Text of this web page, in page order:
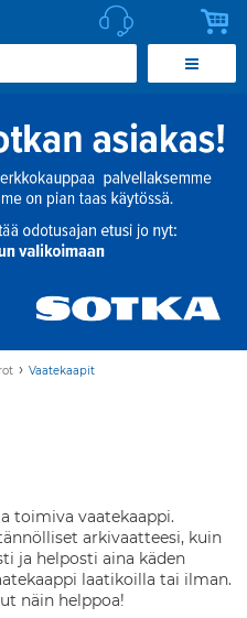
› Vaatekaapit
toimiva vaatekaappi.
arkivaatteesi, kuin
ja helposti aina käden
laatikoilla tai ilman.
näin helppoa!